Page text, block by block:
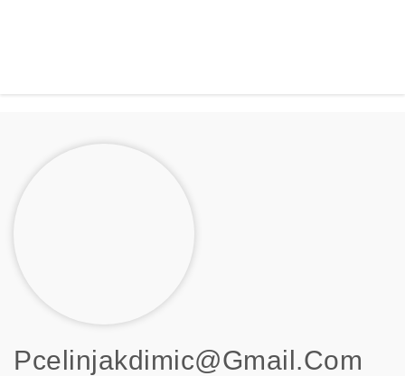
Pcelinjakdimic@gmail.com